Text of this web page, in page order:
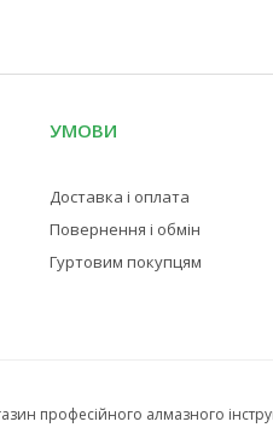
УМОВИ
Доставка і оплата
Повернення і обмін
Гуртовим покупцям